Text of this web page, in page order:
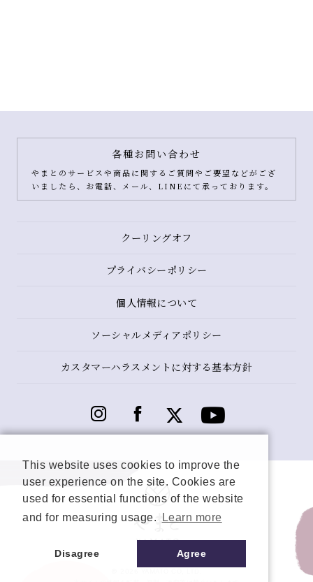
各種お問い合わせ
やまとのサービスや商品に関するご質問やご要望などがござ
いましたら、お電話、メール、LINEにて承っております。
クーリングオフ
プライバシーポリシー
個人情報について
ソーシャルメディアポリシー
カスタマーハラスメントに対する基本方針
This website uses cookies to improve the
user experience on the site. Cookies are
used for essential functions of the website
and for measuring usage.
Learn more
Disagree Agree